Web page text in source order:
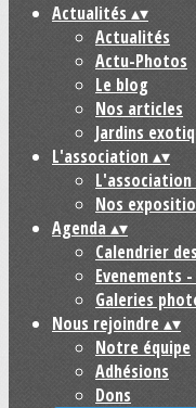
Actualités ▴▾
Actualités
Actu-Photos
Le blog
Nos articles
Jardins
L'association▴▾
L'association
Nos
Agenda▴▾
Calendrier
Evenements
Galeries
Nous rejoindre ▴▾
Notre équipe
Adhésions
Dons